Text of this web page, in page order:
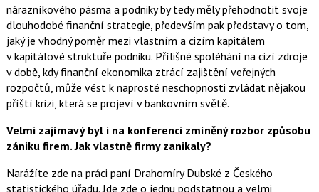
nárazníkového pásma a podniky by tedy měly přehodnotit svoje
dlouhodobé finanční strategie, především pak představy o tom,
jaký je vhodný poměr mezi vlastním a cizím kapitálem
v kapitálové struktuře podniku. Přílišné spoléhání na cizí zdroje
v době, kdy finanční ekonomika ztrácí zajištění veřejných
rozpočtů, může vést k naprosté neschopnosti zvládat nějakou
příští krizi, která se projeví v bankovním světě.
Velmi zajímavý byl i na konferenci zmíněný rozbor způsobu
zániku firem. Jak vlastně firmy zanikaly?
Narážíte zde na práci paní Drahomíry Dubské z Českého
statistického úřadu. Jde zde o jednu podstatnou a velmi